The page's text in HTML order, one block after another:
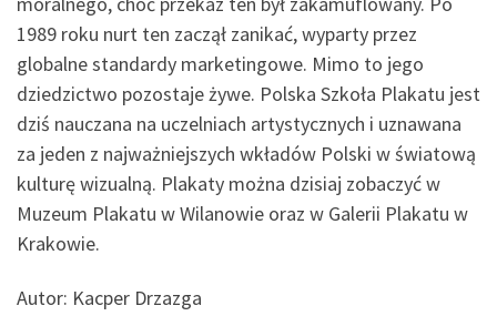
1989 roku nurt ten zaczął zanikać, wyparty przez
globalne standardy marketingowe. Mimo to jego
dziedzictwo pozostaje żywe. Polska Szkoła Plakatu jest
dziś nauczana na uczelniach artystycznych i uznawana
za jeden z najważniejszych wkładów Polski w światową
kulturę wizualną. Plakaty można dzisiaj zobaczyć w
Muzeum Plakatu w Wilanowie oraz w Galerii Plakatu w
Krakowie.
Autor: Kacper Drzazga